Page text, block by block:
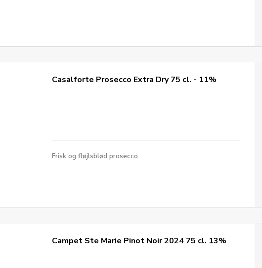
Casalforte Prosecco Extra Dry 75 cl. - 11%
Frisk og fløjlsblød prosecco.
Campet Ste Marie Pinot Noir 2024 75 cl. 13%